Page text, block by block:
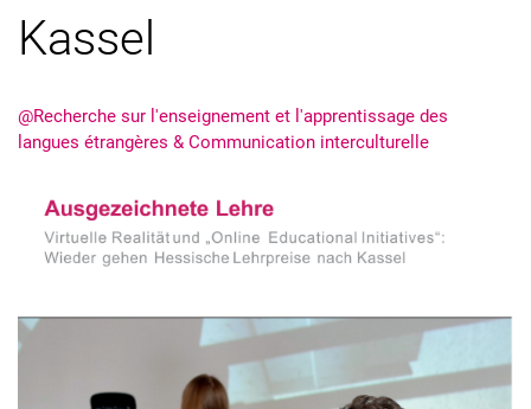
Kassel
@Recherche sur l'enseignement et l'apprentissage des
langues étrangères & Communication interculturelle